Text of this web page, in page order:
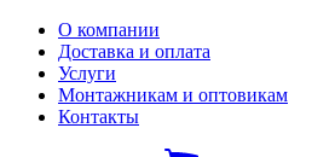
О компании
Доставка и оплата
Услуги
Монтажникам и оптовикам
Контакты